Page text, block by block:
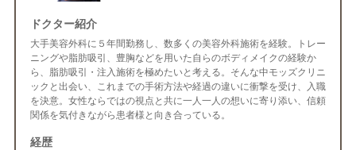
ドクター紹介
大手美容外科に５年間勤務し、数多くの美容外科施術を経験。トレー
ニングや脂肪吸引、豊胸などを用いた自らのボディメイクの経験か
ら、脂肪吸引・注入施術を極めたいと考える。そんな中モッズクリニ
ックと出会い、これまでの手術方法や経過の違いに衝撃を受け、入職
を決意。女性ならではの視点と共に一人一人の想いに寄り添い、信頼
関係を気付きながら患者様と向き合っている。
経歴